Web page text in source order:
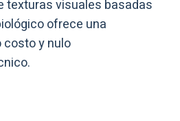
texturas visuales basadas
ofrece una
costo y nulo